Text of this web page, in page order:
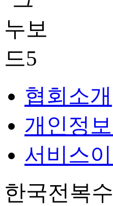
협회소개
개인정
서비스
한국전복